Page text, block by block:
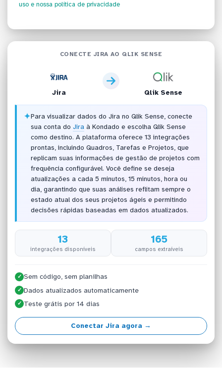
uso e nossa política de privacidade
CONECTE JIRA AO QLIK SENSE
Jira Qlik Sense
✦Para visualizar dados do Jira no Qlik Sense, conecte
sua conta do Jiraà Kondado e escolha Qlik Sense
como destino. A plataforma oferece 13 integrações
prontas, incluindo Quadros, Tarefas e Projetos, que
replicam suas informações de gestão de projetos com
frequência configurável. Você define se deseja
atualizações a cada 5 minutos, 15 minutos, hora ou
dia, garantindo que suas análises reflitam sempre o
estado atual dos seus projetos ágeis e permitindo
decisões rápidas baseadas em dados atualizados.
13
integrações disponíveis
165
campos extraíveis
✓ Sem código, sem planilhas
✓ Dados atualizados automaticamente
✓ Teste grátis por 14 dias
Conectar Jira agora →